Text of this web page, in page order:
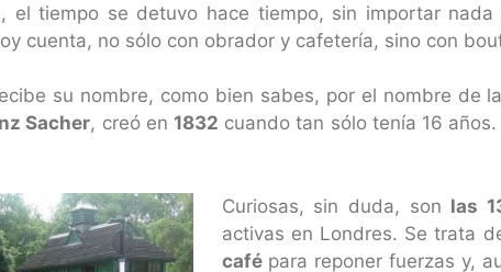
el tiempo se detuvo hace tiempo, sin importar
cuenta, no sólo con obrador y cafetería, sino con
su nombre, como bien sabes, por el nombre de
Sacher, creó en 1832 cuando tan sólo tenía 16
Curiosas, sin duda, son las
activas en Londres. Se trata
cafépara reponer fuerzas y,